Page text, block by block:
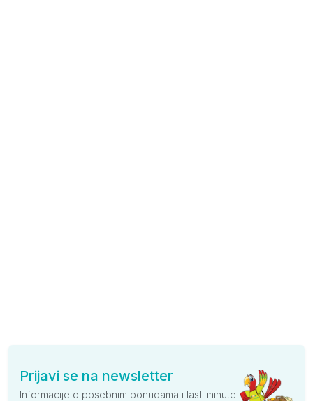
Prijavi se na newsletter
Informacije o posebnim ponudama i last-minute